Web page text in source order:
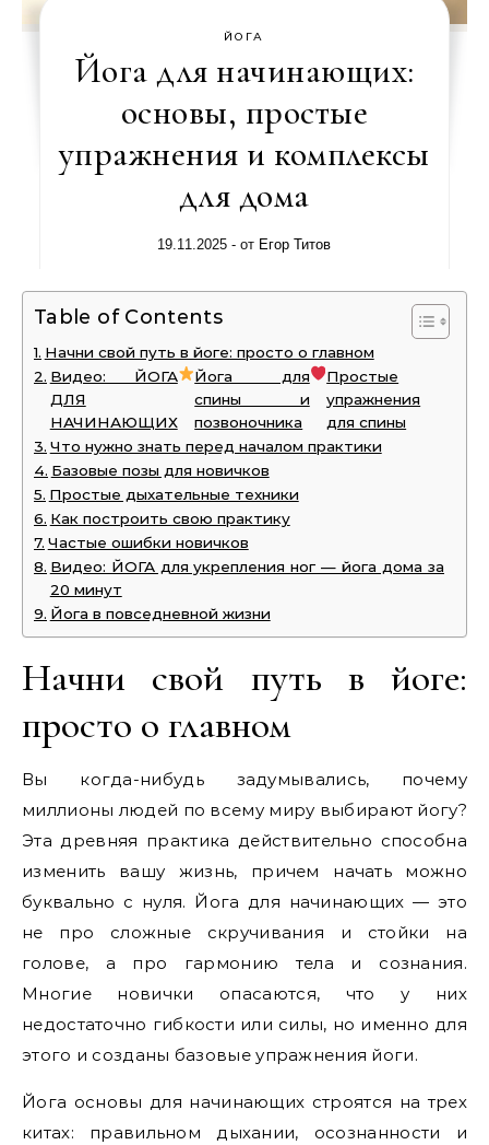
ЙОГА
Йога для начинающих:
основы, простые
упражнения и комплексы
для дома
19.11.2025 - от Егор Титов
Table of Contents
Начни свой путь в йоге: просто о главном
Видео: ЙОГА
ДЛЯ
НАЧИНАЮЩИХ
Йога для
спины и
позвоночника
Простые
упражнения
для спины
Что нужно знать перед началом практики
Базовые позы для новичков
Простые дыхательные техники
Как построить свою практику
Частые ошибки новичков
Видео: ЙОГА для укрепления ног — йога дома за
20 минут
Йога в повседневной жизни
Начни свой путь в йоге:
просто о главном
Вы когда-нибудь задумывались, почему
миллионы людей по всему миру выбирают йогу?
Эта древняя практика действительно способна
изменить вашу жизнь, причем начать можно
буквально с нуля. Йога для начинающих — это
не про сложные скручивания и стойки на
голове, а про гармонию тела и сознания.
Многие новички опасаются, что у них
недостаточно гибкости или силы, но именно для
этого и созданы базовые упражнения йоги.
Йога основы для начинающих строятся на трех
китах: правильном дыхании, осознанности и